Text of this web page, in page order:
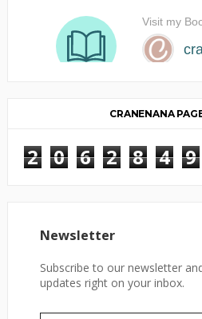
CRANENANA
2 0 6 2 8 4 9
Newsletter
Subscribe to our newsletter
updates right on your inbox.